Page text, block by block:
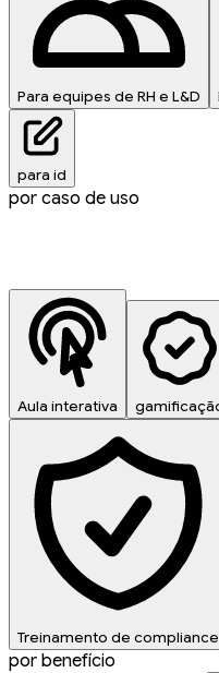
Para equipes de RH e L&D
para id
por caso de uso
Aula interativa
Treinamento de compliance
por benefício